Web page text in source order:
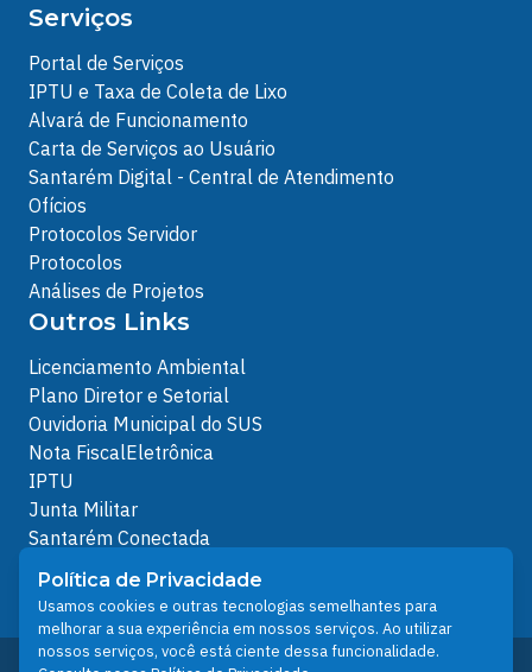
Serviços
Portal de Serviços
IPTU e Taxa de Coleta de Lixo
Alvará de Funcionamento
Carta de Serviços ao Usuário
Santarém Digital - Central de Atendimento
Ofícios
Protocolos Servidor
Protocolos
Análises de Projetos
Outros Links
Licenciamento Ambiental
Plano Diretor e Setorial
Ouvidoria Municipal do SUS
Nota FiscalEletrônica
IPTU
Junta Militar
Santarém Conectada
Política de Privacidade
People illustrations by Storyset
Desenvolvido pelo Núcleo Técnico de Gestão de
Política de Privacidade
Usamos cookies e outras tecnologias semelhantes para
melhorar a sua experiência em nossos serviços. Ao utilizar
nossos serviços, você está ciente dessa funcionalidade.